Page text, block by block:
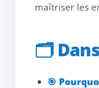
maîtriser les
🗂️
🎯